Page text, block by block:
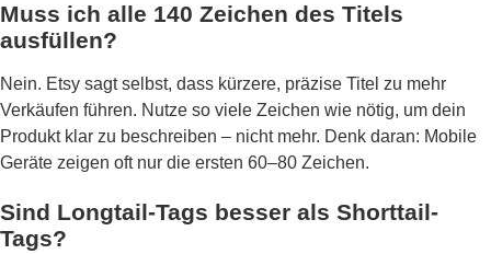
Muss ich alle 140 Zeichen des Titels
ausfüllen?
Nein. Etsy sagt selbst, dass kürzere, präzise Titel zu mehr
Verkäufen führen. Nutze so viele Zeichen wie nötig, um dein
Produkt klar zu beschreiben – nicht mehr. Denk daran: Mobile
Geräte zeigen oft nur die ersten 60–80 Zeichen.
Sind Longtail-Tags besser als Shorttail-
Tags?